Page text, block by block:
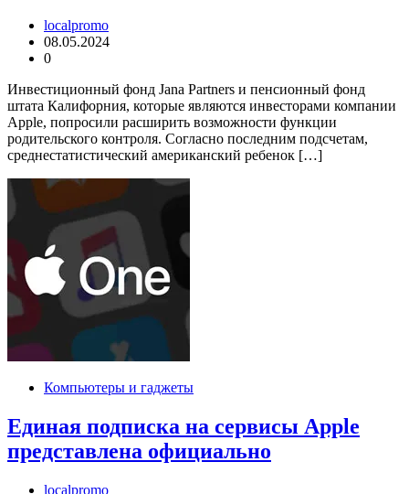
localpromo
08.05.2024
0
Инвестиционный фонд Jana Partners и пенсионный фонд
штата Калифорния, которые являются инвесторами компании
Apple, попросили расширить возможности функции
родительского контроля. Согласно последним подсчетам,
среднестатистический американский ребенок […]
Компьютеры и гаджеты
Единая подписка на сервисы Apple
представлена официально
localpromo